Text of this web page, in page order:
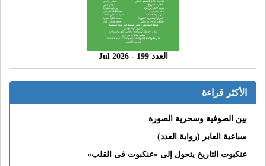
العدد 199 - 2026 Jul
الأكثر قراءة
بين الصوفية وسحرية الصورة
سباعية العابر (رواية العدد)
عنكبوت التاريخ يتحول إلى «عنكبوت فى القلب»